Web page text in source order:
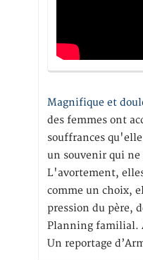
Magnifique et
des femmes ont
souffrances
un souvenir qui ne
L'avortement,
comme un choix,
pression du père,
Planning familial.
Un reportage